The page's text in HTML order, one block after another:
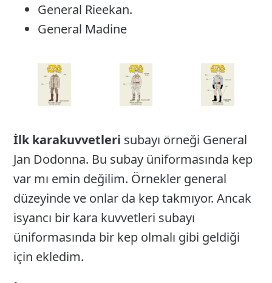
General Rieekan.
General Madine
İlk karakuvvetleri subayı örneği General
Jan Dodonna. Bu subay üniformasında kep
var mı emin değilim. Örnekler general
düzeyinde ve onlar da kep takmıyor. Ancak
isyancı bir kara kuvvetleri subayı
üniformasında bir kep olmalı gibi geldiği
için ekledim.